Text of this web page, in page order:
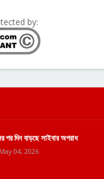
by:
পর দিন বাড়ছে সাইবার অপরাধ
May 04, 2026